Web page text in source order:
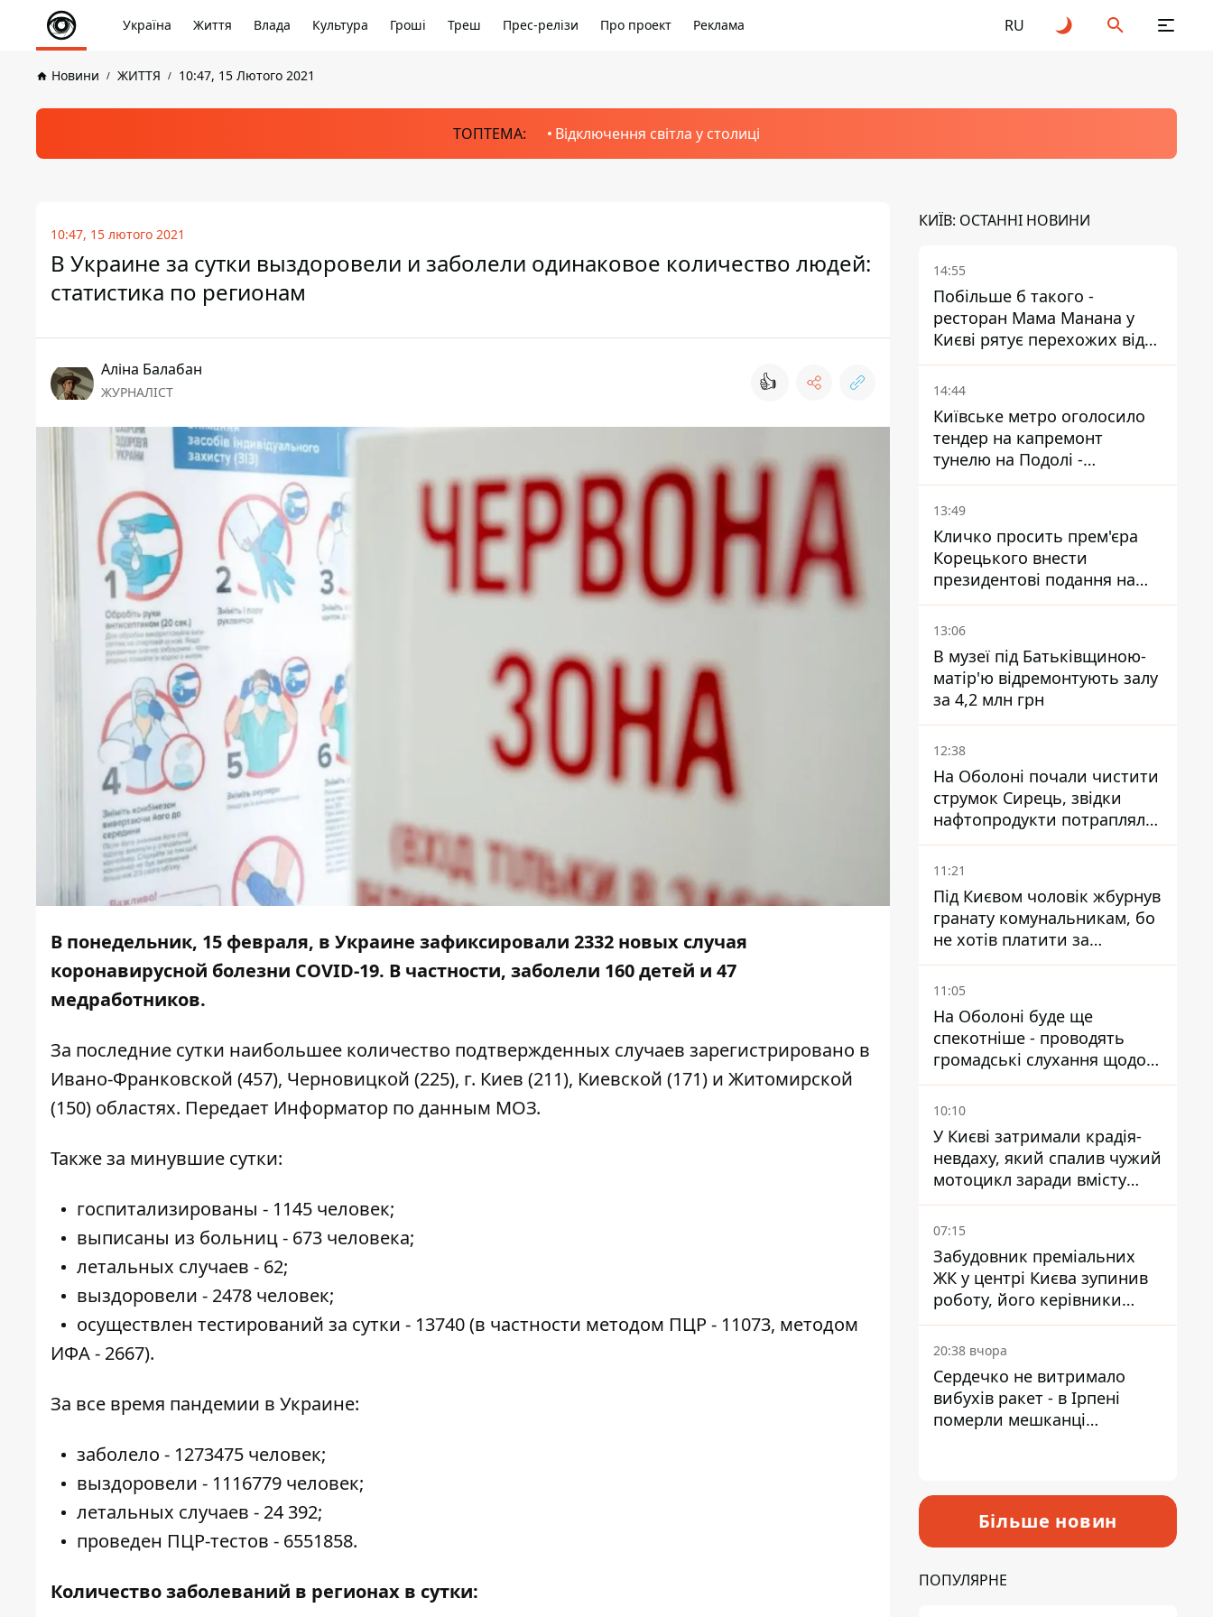
Україна Життя Влада Культура Гроші Треш Прес-релізи Про проект Реклама RU
Новини ЖИТТЯ 10:47, 15 Лютого 2021
ТОПТЕМА: Відключення світла у столиці
10:47, 15 лютого 2021
В Украине за сутки выздоровели и заболели одинаковое количество людей:
статистика по регионам
Аліна Балабан
ЖУРНАЛІСТ 👍
В понедельник, 15 февраля, в Украине зафиксировали 2332 новых случая
коронавирусной болезни COVID-19. В частности, заболели 160 детей и 47
медработников.
За последние сутки наибольшее количество подтвержденных случаев зарегистрировано в
Ивано-Франковской (457), Черновицкой (225), г. Киев (211), Киевской (171) и Житомирской
(150) областях. Передает Информатор по данным МОЗ.
Также за минувшие сутки:
госпитализированы - 1145 человек;
выписаны из больниц - 673 человека;
летальных случаев - 62;
выздоровели - 2478 человек;
осуществлен тестирований за сутки - 13740 (в частности методом ПЦР - 11073, методом
ИФА - 2667).
За все время пандемии в Украине:
заболело - 1273475 человек;
выздоровели - 1116779 человек;
летальных случаев - 24 392;
проведен ПЦР-тестов - 6551858.
Количество заболеваний в регионах в сутки:
КИЇВ: ОСТАННІ НОВИНИ
14:55
Побільше б такого -
ресторан Мама Манана у
Києві рятує перехожих від
спеки
14:44
Київське метро оголосило
тендер на капремонт
тунелю на Подолі -
триватиме майже два роки
13:49
Кличко просить прем'єра
Корецького внести
президентові подання на
звільнення володаря
Троєщини Бахматова
13:06
В музеї під Батьківщиною-
матір'ю відремонтують залу
за 4,2 млн грн
12:38
На Оболоні почали чистити
струмок Сирець, звідки
нафтопродукти потрапляли
до озер
11:21
Під Києвом чоловік жбурнув
гранату комунальникам, бо
не хотів платити за
квитанціями
11:05
На Оболоні буде ще
спекотніше - проводять
громадські слухання щодо
храму УГКЦ на Північній
10:10
У Києві затримали крадія-
невдаху, який спалив чужий
мотоцикл заради вмісту
багажника
07:15
Забудовник преміальних
ЖК у центрі Києва зупинив
роботу, його керівники
втекли з України - Bihus.info
20:38 вчора
Сердечко не витримало
вибухів ракет - в Ірпені
померли мешканці
Більше новин
ПОПУЛЯРНЕ